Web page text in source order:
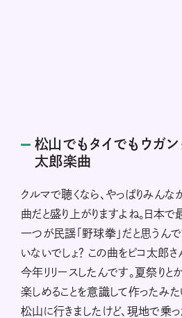
松山でもタイでもウガ
太郎楽曲
クルマで聴くなら、やっぱりみんな
曲だと盛り上がりますよね。日本で
一つが民謡「野球拳」だと思うん
いないでしょ？ この曲をピコ太郎さ
今年リリースしたんです。夏祭りと
楽しめることを意識して作ったみ
松山に行きましたけど、現地で乗